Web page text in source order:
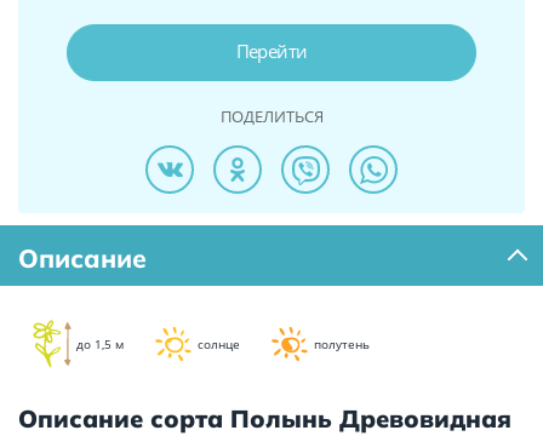
Перейти
ПОДЕЛИТЬСЯ
Описание
до 1,5 м солнце полутень
Описание сорта Полынь Древовидная